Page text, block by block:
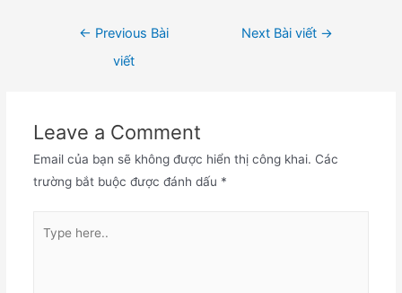
← Previous Bài
viết
Next Bài viết →
Leave a Comment
Email của bạn sẽ không được hiển thị công khai. Các
trường bắt buộc được đánh dấu *
here..